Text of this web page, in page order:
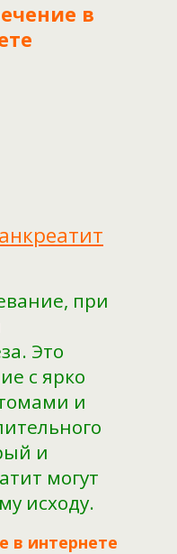
в
при
Это
с ярко
и
и
могут
исходу.
в интернете